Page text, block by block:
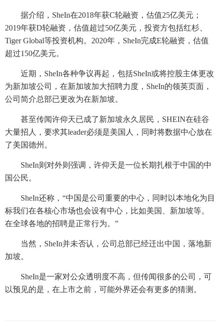
据介绍，SheIn在2018年获C轮融资，估值25亿美元；
2019年获D轮融资，估值超过50亿美元，投资方包括红杉、
Tiger Global等投资机构。2020年，SheIn完成E轮融资，估值
超过150亿美元。
近期，SheIn各种争议再起，包括SheIn或将控股主体更改
为新加坡公司，在新加坡加大招聘力度，SheIn的领英页面，
公司简介总部已更改为在新加坡。
甚至传闻许仰天已成了新加坡永久居民，SHEIN在硅谷
大量招人，要求其leader必须是美国人，同时将数据中心放在
了美国德州。
SheIn则对外则强调，许仰天是一位长期扎根于中国的中
国公民。
SheIn还称，“中国是公司重要的中心，同时以本地化为目
标我们在各核心市场也会设有中心，比如美国、新加坡等。
在全球各地的招聘是正常行为。”
当然，SheIn并未否认，公司总部已经迁出中国，落地新
加坡。
SheIn是一家对公众透明度不高，但传闻很多的公司，可
以预见的是，在上市之前，可能外界还会有更多的猜测。